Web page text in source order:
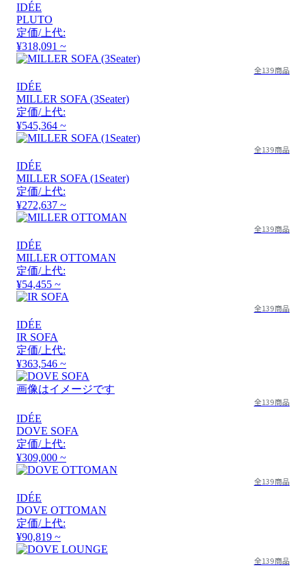
IDÉE
PLUTO
定価/上代:
¥318,091 ~
全139商品
IDÉE
MILLER SOFA (3Seater)
定価/上代:
¥545,364 ~
全139商品
IDÉE
MILLER SOFA (1Seater)
定価/上代:
¥272,637 ~
全139商品
IDÉE
MILLER OTTOMAN
定価/上代:
¥54,455 ~
全139商品
IDÉE
IR SOFA
定価/上代:
¥363,546 ~
画像はイメージです
全139商品
IDÉE
DOVE SOFA
定価/上代:
¥309,000 ~
全139商品
IDÉE
DOVE OTTOMAN
定価/上代:
¥90,819 ~
全139商品